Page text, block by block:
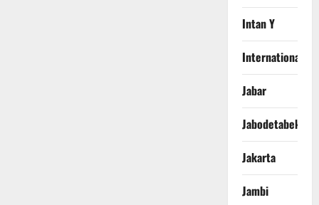
Intan Y
International
Jabar
Jabodetabek
Jakarta
Jambi